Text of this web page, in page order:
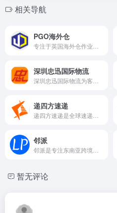
相关导航
PGO海外仓
深圳忠迅国际物流
递四方速递
邻派
暂无评论